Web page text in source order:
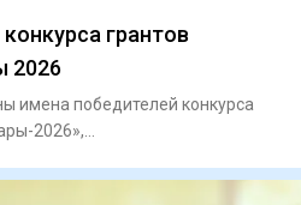
грантов
2026
имена победителей конкурса
2026»,